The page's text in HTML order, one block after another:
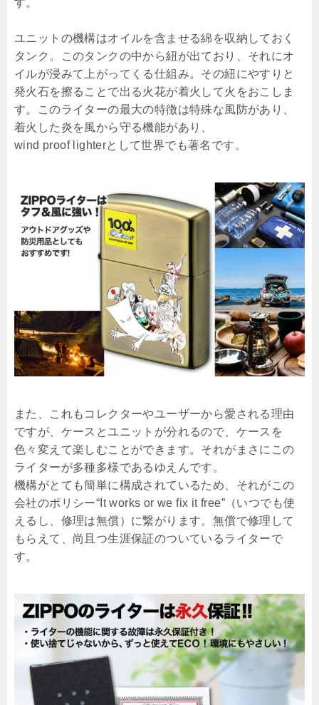
ユニットの機構はオイルを含ませる綿を収納しておく
タンク。このタンクの中から紐が出ており、それにオ
イルが浸みて上がってくる仕組み。その紐にやすりと
発火石を擦ることで出る火花が着火して火をおこしま
す。このライターの最大の特徴は特殊な風防があり、
着火した炎を風から守る機能があり、
wind proof lighterとして世界でも著名です。
また、これもコレクターやユーザーから愛される理由
ですが、ケースとユニットが分れるので、ケースを
色々変えて楽しむことができます。それがまさにこの
ライターが多種多様であるゆえんです。
機構がとても簡単に構成されているため、それがこの
会社のポリシー“It works or we fix it free”（いつでも使
えるし、修理は無償）に繋がります。無償で修理して
もらえて、尚且つ生涯保証のついているライターで
す。